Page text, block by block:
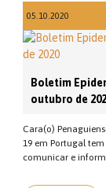
05.10.2020
Boletim
outubro de
Cara(o)
19 em Portugal
comunicar e